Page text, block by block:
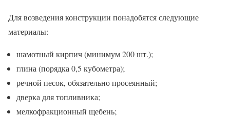
Для возведения конструкции понадобятся следующие
материалы:
шамотный кирпич (минимум 200 шт.);
глина (порядка 0,5 кубометра);
речной песок, обязательно просеянный;
дверка для топливника;
мелкофракционный щебень;